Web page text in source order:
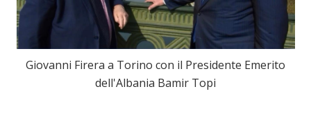
Giovanni Firera a Torino con il Presidente Emerito
dell'Albania Bamir Topi